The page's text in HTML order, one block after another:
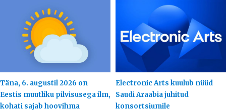
Täna, 6. augustil 2026 on
Eestis muutliku pilvisusega ilm,
kohati sajab hoovihma
Electronic Arts kuulub nüüd
Saudi Araabia juhitud
konsortsiumile